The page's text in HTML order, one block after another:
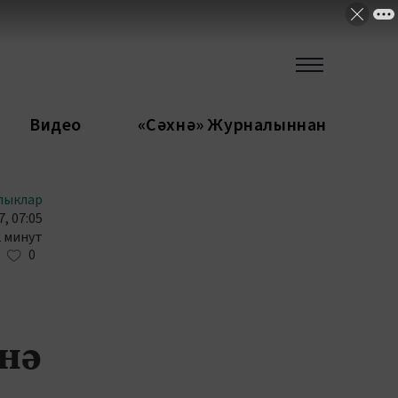
Видео «Сәхнә» Журналыннан
07:05
минут
0